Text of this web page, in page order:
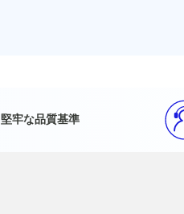
堅牢な品質基準